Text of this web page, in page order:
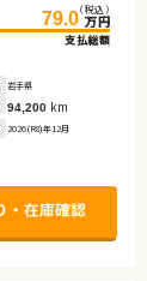
79.0（税込）
万円
支払総額
岩手県
94,200 km
2026(R8)年12月